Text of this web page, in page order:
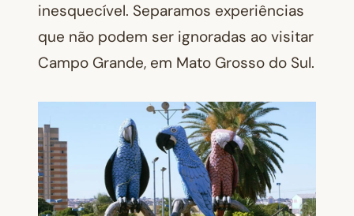
inesquecível. Separamos experiências
que não podem ser ignoradas ao visitar
Campo Grande, em Mato Grosso do Sul.